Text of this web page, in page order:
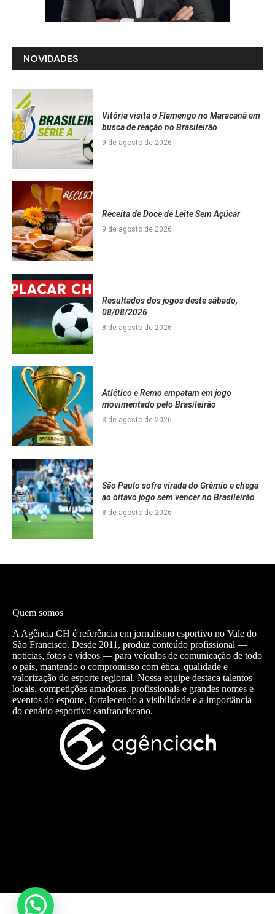
NOVIDADES
Vitória visita o Flamengo no Maracanã em
busca de reação no Brasileirão
9 de agosto de 2026
Receita de Doce de Leite Sem Açúcar
9 de agosto de 2026
Resultados dos jogos deste sábado,
08/08/2026
8 de agosto de 2026
Atlético e Remo empatam em jogo
movimentado pelo Brasileirão
8 de agosto de 2026
São Paulo sofre virada do Grêmio e chega
ao oitavo jogo sem vencer no Brasileirão
8 de agosto de 2026
Quem somos
A Agência CH é referência em jornalismo esportivo no Vale do
São Francisco. Desde 2011, produz conteúdo profissional —
notícias, fotos e vídeos — para veículos de comunicação de todo
o país, mantendo o compromisso com ética, qualidade e
valorização do esporte regional. Nossa equipe destaca talentos
locais, competições amadoras, profissionais e grandes nomes e
eventos do esporte, fortalecendo a visibilidade e a importância
do cenário esportivo sanfranciscano.